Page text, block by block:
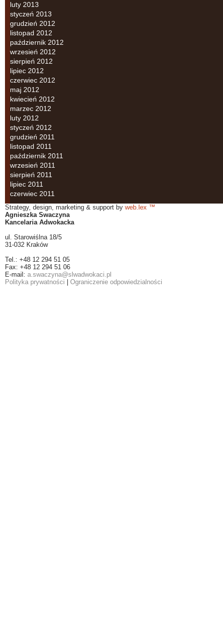
luty 2013
styczeń 2013
grudzień 2012
listopad 2012
październik 2012
wrzesień 2012
sierpień 2012
lipiec 2012
czerwiec 2012
maj 2012
kwiecień 2012
marzec 2012
luty 2012
styczeń 2012
grudzień 2011
listopad 2011
październik 2011
wrzesień 2011
sierpień 2011
lipiec 2011
czerwiec 2011
Strategy, design, marketing & support by web.lex ™
Agnieszka Swaczyna
Kancelaria Adwokacka
ul. Starowiślna 18/5
31-032 Kraków
Tel.: +48 12 294 51 05
Fax: +48 12 294 51 06
E-mail: a.swaczyna@slwadwokaci.pl
Polityka prywatności
Ograniczenie odpowiedzialności